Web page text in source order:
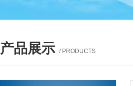
产品展示 / PRODUCTS